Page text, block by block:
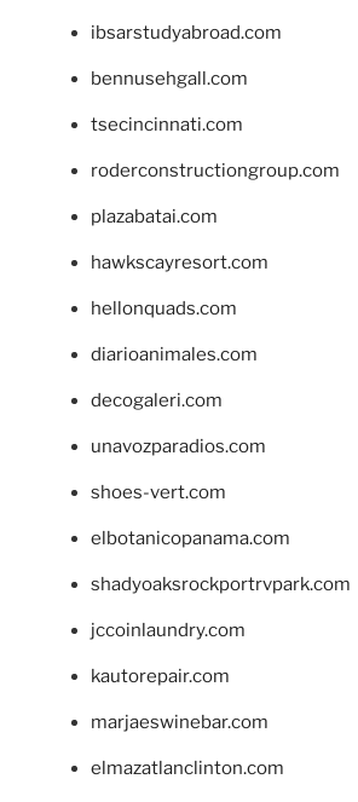
ibsarstudyabroad.com
bennusehgall.com
tsecincinnati.com
roderconstructiongroup.com
plazabatai.com
hawkscayresort.com
hellonquads.com
diarioanimales.com
decogaleri.com
unavozparadios.com
shoes-vert.com
elbotanicopanama.com
shadyoaksrockportrvpark.com
jccoinlaundry.com
kautorepair.com
marjaeswinebar.com
elmazatlanclinton.com